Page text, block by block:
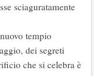
sciaguratamente
tempio
dei segreti
che si celebra è